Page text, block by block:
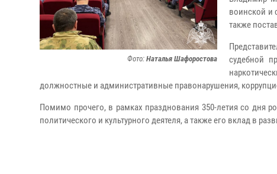
Фото: Наталья Шафоростова
воинской и
также
судебной
должностные и административные правонарушения,
Помимо прочего, в рамках празднования 350-летия со дня
политического и культурного деятеля, а также его вклад в